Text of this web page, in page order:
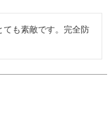
ても素敵です。完全防